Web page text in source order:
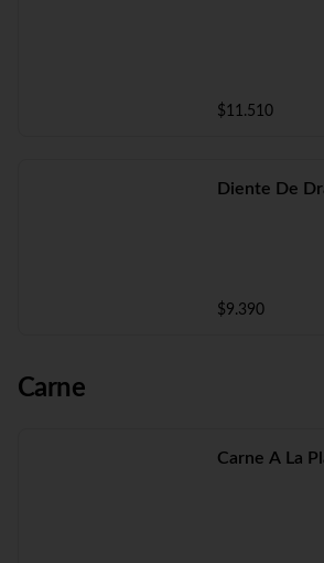
$11.510
Diente De
$9.390
Carne
Carne A La